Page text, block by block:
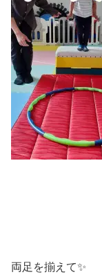
両足を揃えて✨